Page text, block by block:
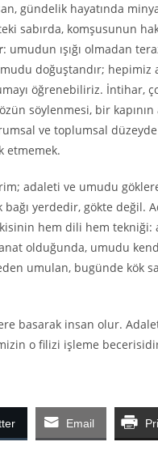
gündelik hayatında
sabırda, komşusunun
: umudun ışığı olmadan
doğuştandır; hepimiz
öğrenebiliriz. İntihar,
söylenmesi, bir
ve toplumsal düzeyde
etmemek.
adaleti ve umudu
bağı yerdedir, gökte
hem dili hem tekniği:
olduğunda, umudu
umulan, bugünde kök
basarak insan olur.
o filizi işleme
Email